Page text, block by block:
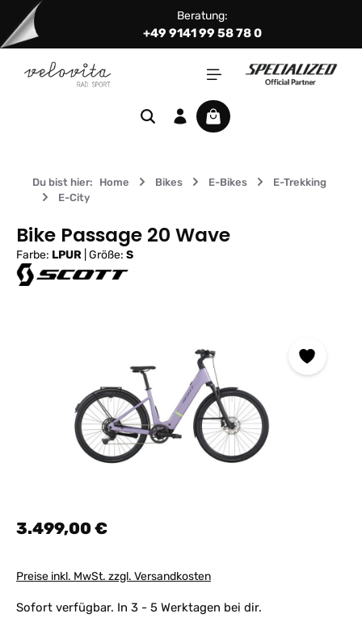
Zum Hauptinhalt springen Beratung:
+49 9141 99 58 78 0
Warenkorb enthält 0
Du bist hier: Home Bikes E-Bikes
E-Trekking
E-City
Bike Passage 20 Wave
Farbe: LPUR Größe: S
Regulärer Preis:
3.499,00 €
Preise inkl. MwSt. zzgl. Versandkosten
Sofort verfügbar. In 3 - 5 Werktagen bei dir.